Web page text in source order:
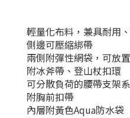
輕量化布料，兼具耐用
側邊可壓縮綁帶
兩側附彈性網袋，可放
附冰斧帶、登山杖扣環
可分散負荷的腰帶支架
附胸前扣帶
內層附黃色Aqua防水袋